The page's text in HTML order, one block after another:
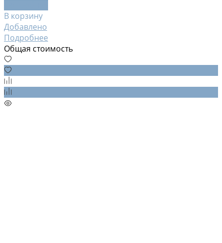
В корзину
Добавлено
Подробнее
Общая стоимость